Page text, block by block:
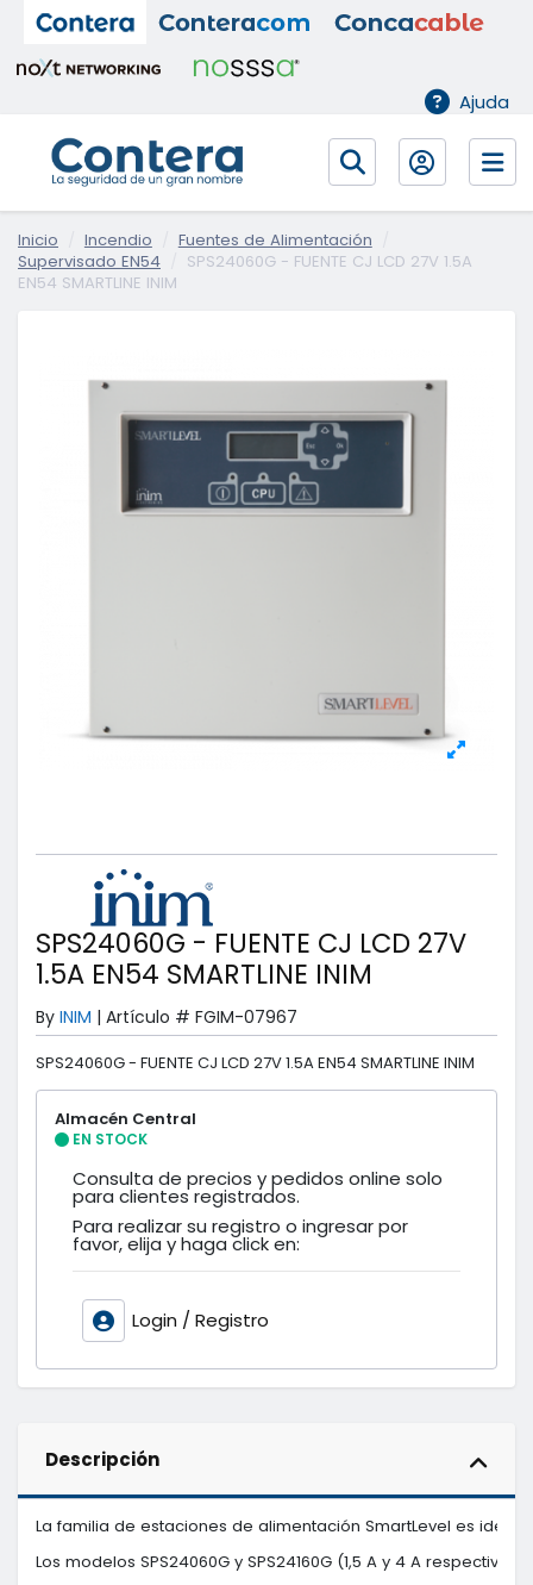
Ajuda
Inicio Incendio
Fuentes de Alimentación
Supervisado EN54
SPS24060G - FUENTE CJ LCD 27V 1.5A
EN54 SMARTLINE INIM
SPS24060G - FUENTE CJ LCD 27V
1.5A EN54 SMARTLINE INIM
By INIM | Artículo # FGIM-07967
SPS24060G - FUENTE CJ LCD 27V 1.5A EN54 SMARTLINE INIM
Almacén Central
EN STOCK
Consulta de precios y pedidos online solo
para clientes registrados.
Para realizar su registro o ingresar por
favor, elija y haga click en:
Login / Registro
Descripción
La familia de estaciones de alimentación SmartLevel es
Los modelos SPS24060G y SPS24160G (1,5 A y 4 A